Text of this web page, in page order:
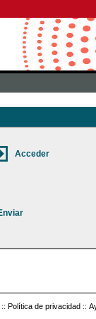
:: Política de privacidad ::